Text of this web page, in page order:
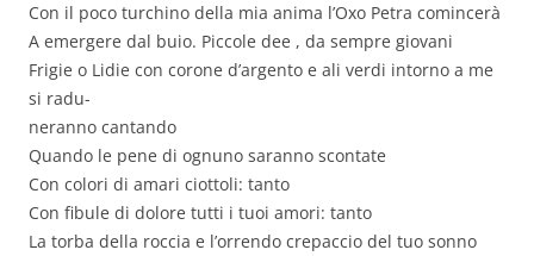
Con il poco turchino della mia anima l’Oxo Petra comincerà
A emergere dal buio. Piccole dee , da sempre giovani
Frigie o Lidie con corone d’argento e ali verdi intorno a me
si radu-
neranno cantando
Quando le pene di ognuno saranno scontate
Con colori di amari ciottoli: tanto
Con fibule di dolore tutti i tuoi amori: tanto
La torba della roccia e l’orrendo crepaccio del tuo sonno